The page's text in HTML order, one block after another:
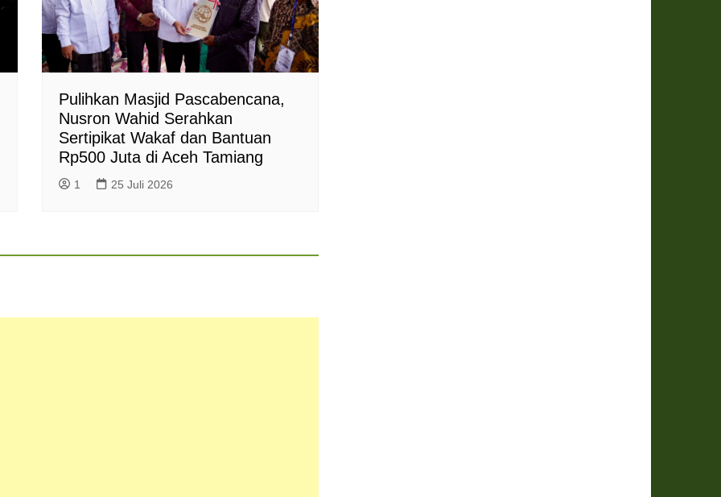
Pulihkan Masjid Pascabencana,
Nusron Wahid Serahkan
Sertipikat Wakaf dan Bantuan
Rp500 Juta di Aceh Tamiang
1 25 Juli 2026